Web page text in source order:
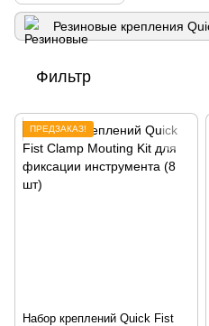
Резиновые крепления
Фильтр
ПРЕДЗАКАЗ!
Набор креплений Quick Fist